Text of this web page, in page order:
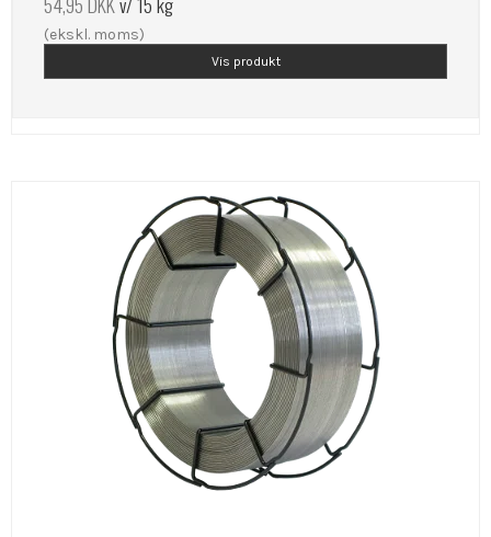
(ekskl. moms)
Vis produkt